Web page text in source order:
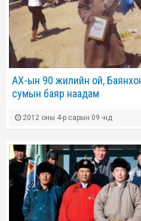
АХ-ын 90 жилийн ой,
сумын баяр наадам
2012 оны 4-р сарын 09 -нд